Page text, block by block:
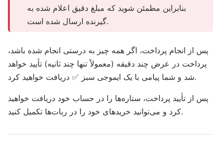
بنابراین مطمئن شوید که مبلغ دقیق اعلام شده به
گیرنده ارسال شده است.
پس از انجام پرداخت، اگر همه چیز به درستی انجام شده باشد،
پرداخت در عرض چند دقیقه (معمولاً تنها چند ثانیه) تأیید خواهد
شد و شما پیامی با یک ایموجی سبز ✅ دریافت خواهید کرد.
پس از تأیید پرداخت، ستاره‌ها را در حساب خود دریافت خواهید
کرد و می‌توانید خریدهای خود را در ربات‌ها تکمیل کنید.